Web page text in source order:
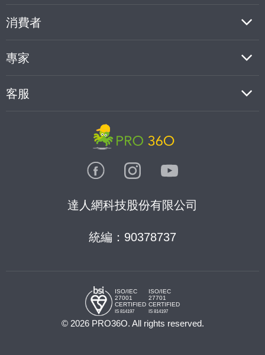
消費者
專家
客服
達人網科技股份有限公司
統編：90378737
ISO/IEC
27001
CERTIFIED
IS 814197
ISO/IEC
27701
CERTIFIED
IS 814197
© 2026 PRO36O. All rights reserved.